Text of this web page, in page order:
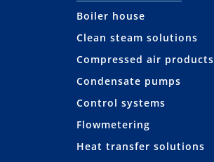
Boiler house
Clean steam solutions
Compressed air products
Condensate pumps
Control systems
Flowmetering
Heat transfer solutions